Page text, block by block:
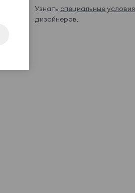
Узнать специальные условия
дизайнеров.